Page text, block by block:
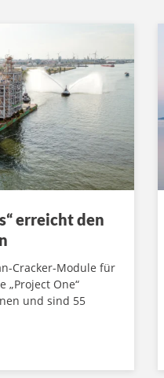
erreicht den
Cracker-Module für
„Project One“
und sind 55